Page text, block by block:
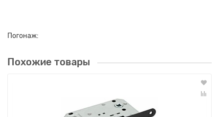
Погонаж:
Похожие товары